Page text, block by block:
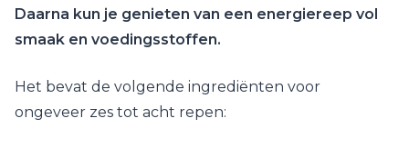
Daarna kun je genieten van een energiereep vol
smaak en voedingsstoffen.
Het bevat de volgende ingrediënten voor
ongeveer zes tot acht repen: